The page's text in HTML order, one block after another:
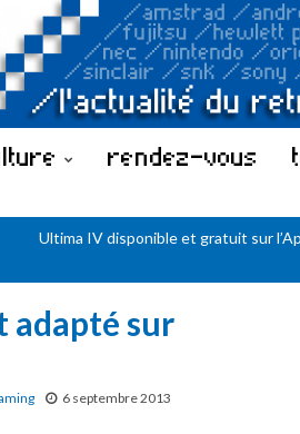
rendez-vous
Ultima IV disponible et gratuit sur
adapté sur
6 septembre 2013